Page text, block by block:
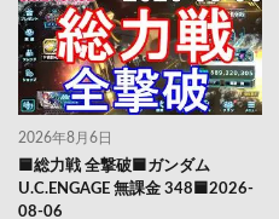
2026年8月6日
🟦総力戦 全撃破🟦ガンダム
U.C.ENGAGE 無課金 348🟦2026-
08-06